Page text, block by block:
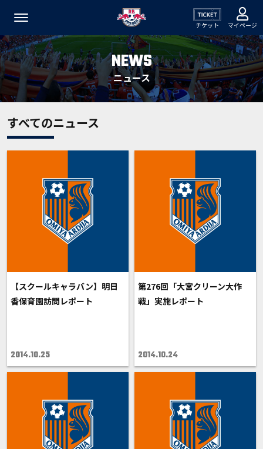
チケット マイページ
NEWS
ニュース
すべてのニュース
【スクールキャラバン】明日
香保育園訪問レポート
2014.10.25
第276回「大宮クリーン大作
戦」実施レポート
2014.10.24